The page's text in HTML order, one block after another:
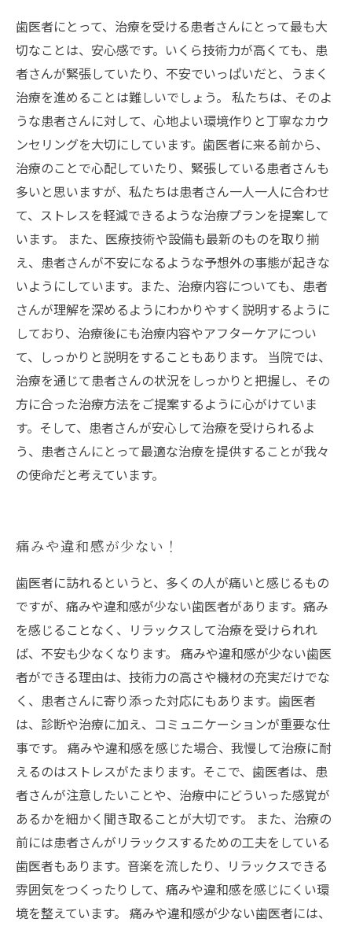
歯医者にとって、治療を受ける患者さんにとって最も大
切なことは、安心感です。いくら技術力が高くても、患
者さんが緊張していたり、不安でいっぱいだと、うまく
治療を進めることは難しいでしょう。 私たちは、そのよ
うな患者さんに対して、心地よい環境作りと丁寧なカウ
ンセリングを大切にしています。歯医者に来る前から、
治療のことで心配していたり、緊張している患者さんも
多いと思いますが、私たちは患者さん一人一人に合わせ
て、ストレスを軽減できるような治療プランを提案して
います。 また、医療技術や設備も最新のものを取り揃
え、患者さんが不安になるような予想外の事態が起きな
いようにしています。また、治療内容についても、患者
さんが理解を深めるようにわかりやすく説明するように
しており、治療後にも治療内容やアフターケアについ
て、しっかりと説明をすることもあります。 当院では、
治療を通じて患者さんの状況をしっかりと把握し、その
方に合った治療方法をご提案するように心がけていま
す。そして、患者さんが安心して治療を受けられるよ
う、患者さんにとって最適な治療を提供することが我々
の使命だと考えています。
痛みや違和感が少ない！
歯医者に訪れるというと、多くの人が痛いと感じるもの
ですが、痛みや違和感が少ない歯医者があります。痛み
を感じることなく、リラックスして治療を受けられれ
ば、不安も少なくなります。 痛みや違和感が少ない歯医
者ができる理由は、技術力の高さや機材の充実だけでな
く、患者さんに寄り添った対応にもあります。歯医者
は、診断や治療に加え、コミュニケーションが重要な仕
事です。 痛みや違和感を感じた場合、我慢して治療に耐
えるのはストレスがたまります。そこで、歯医者は、患
者さんが注意したいことや、治療中にどういった感覚が
あるかを細かく聞き取ることが大切です。 また、治療の
前には患者さんがリラックスするための工夫をしている
歯医者もあります。音楽を流したり、リラックスできる
雰囲気をつくったりして、痛みや違和感を感じにくい環
境を整えています。 痛みや違和感が少ない歯医者には、